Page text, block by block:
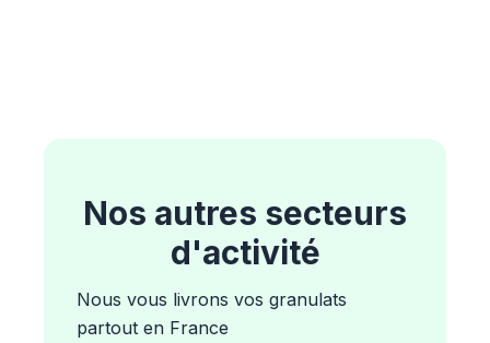
Nos autres secteurs
d'activité
Nous vous livrons vos granulats
partout en France